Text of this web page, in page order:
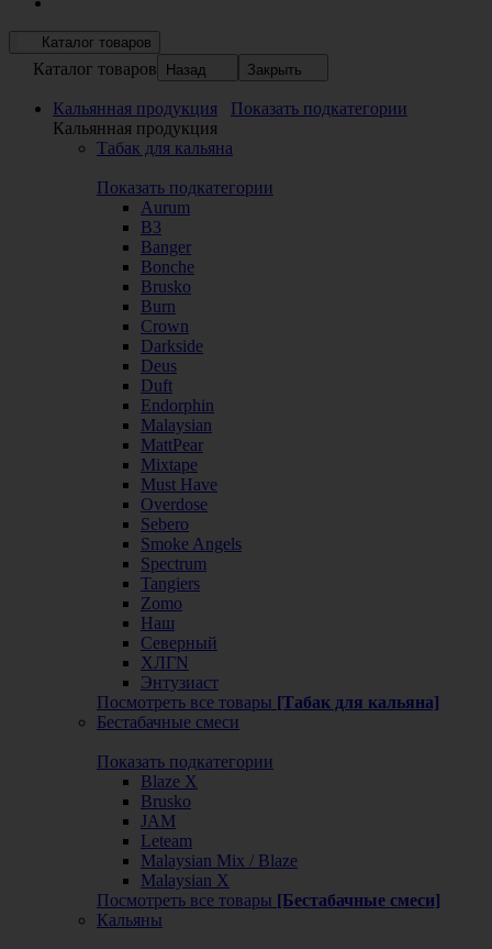
Каталог товаров
Каталог товаров Назад Закрыть
Кальянная продукция
Показать подкатегории
Кальянная продукция
Табак для кальяна
Показать подкатегории
Aurum
B3
Banger
Bonche
Brusko
Burn
Crown
Darkside
Deus
Duft
Endorphin
Malaysian
MattPear
Mixtape
Must Have
Overdose
Sebero
Smoke Angels
Spectrum
Tangiers
Zomo
Наш
Северный
ХЛГN
Энтузиаст
Посмотреть все товары [Табак для кальяна]
Бестабачные смеси
Показать подкатегории
Blaze X
Brusko
JAM
Leteam
Malaysian Mix / Blaze
Malaysian X
Посмотреть все товары [Бестабачные смеси]
Кальяны